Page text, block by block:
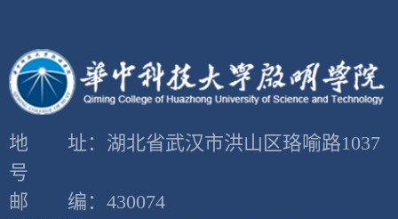
地 址：湖北省武汉市洪山区珞喻路1037
号
邮 编：430074